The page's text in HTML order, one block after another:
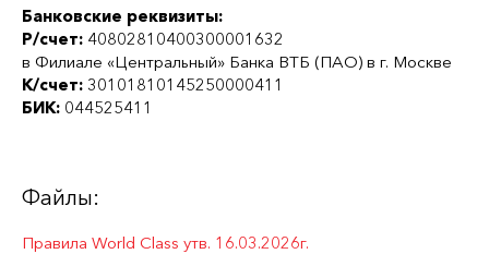
Банковские реквизиты:
Р/счет: 40802810400300001632
в Филиале «Центральный» Банка ВТБ (ПАО) в г. Москве
К/счет: 30101810145250000411
БИК: 044525411
Файлы:
Правила World Class утв. 16.03.2026г.